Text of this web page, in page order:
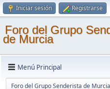
Iniciar sesión Registrarse
Foro del Grupo
de Murcia
Menú Principal
Foro del Grupo Senderista de Murcia